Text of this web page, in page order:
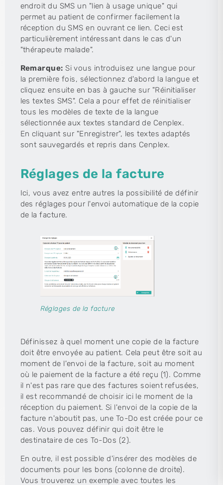
endroit du SMS un "lien à usage unique" qui
permet au patient de confirmer facilement la
réception du SMS en ouvrant ce lien. Ceci est
particulièrement intéressant dans le cas d'un
"thérapeute malade".
Remarque: Si vous introduisez une langue pour
la première fois, sélectionnez d'abord la langue et
cliquez ensuite en bas à gauche sur "Réinitialiser
les textes SMS". Cela a pour effet de réinitialiser
tous les modèles de texte de la langue
sélectionnée aux textes standard de Cenplex.
En cliquant sur "Enregistrer", les textes adaptés
sont sauvegardés et repris dans Cenplex.
Réglages de la facture
Ici, vous avez entre autres la possibilité de définir
des réglages pour l'envoi automatique de la copie
de la facture.
Réglages de la facture
Définissez à quel moment une copie de la facture
doit être envoyée au patient. Cela peut être soit au
moment de l'envoi de la facture, soit au moment
où le paiement de la facture a été reçu (1). Comme
il n'est pas rare que des factures soient refusées,
il est recommandé de choisir ici le moment de la
réception du paiement. Si l'envoi de la copie de la
facture n'aboutit pas, une To-Do est créée pour ce
cas. Vous pouvez définir qui doit être le
destinataire de ces To-Dos (2).
En outre, il est possible d'insérer des modèles de
documents pour les bons (colonne de droite).
Vous trouverez un exemple avec toutes les